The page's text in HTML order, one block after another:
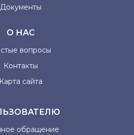
Документы
О НАС
вопросы
Контакты
Карта сайта
обращение